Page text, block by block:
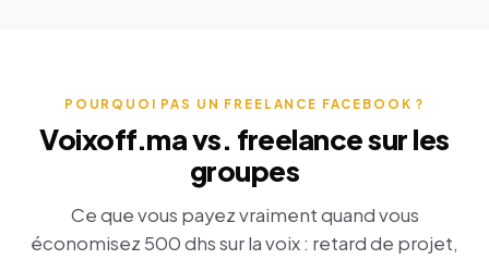
POURQUOI PAS UN FREELANCE FACEBOOK ?
Voixoff.ma vs. freelance sur les
groupes
Ce que vous payez vraiment quand vous
économisez 500 dhs sur la voix : retard de projet,